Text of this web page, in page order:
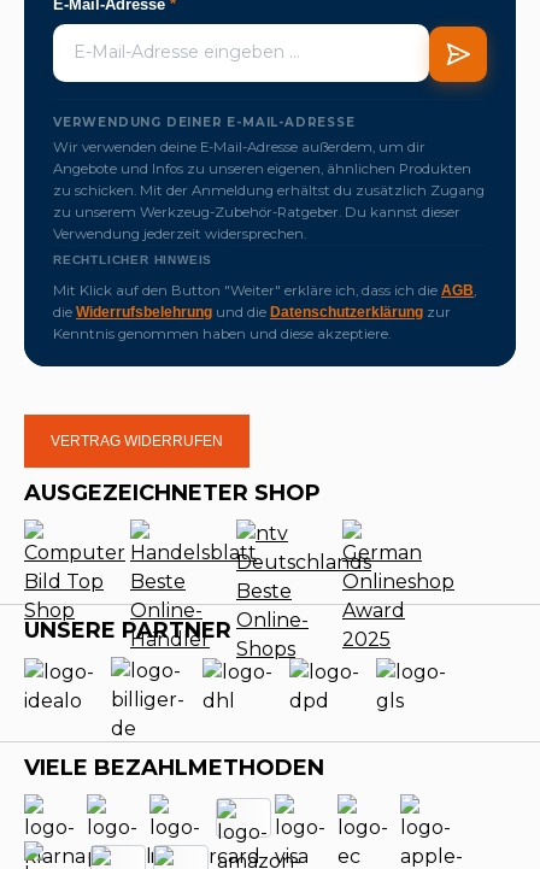
E-Mail-Adresse *
VERWENDUNG DEINER E-MAIL-ADRESSE
Wir verwenden deine E-Mail-Adresse außerdem, um dir
Angebote und Infos zu unseren eigenen, ähnlichen Produkten
zu schicken. Mit der Anmeldung erhältst du zusätzlich Zugang
zu unserem Werkzeug-Zubehör-Ratgeber. Du kannst dieser
Verwendung jederzeit widersprechen.
RECHTLICHER HINWEIS
Mit Klick auf den Button "Weiter" erkläre ich, dass ich die AGB
die Widerrufsbelehrung und die Datenschutzerklärung zur
Kenntnis genommen haben und diese akzeptiere.
VERTRAG WIDERRUFEN
AUSGEZEICHNETER SHOP
UNSERE PARTNER
VIELE BEZAHLMETHODEN